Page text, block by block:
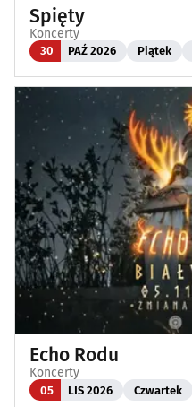
Spięty
Koncerty
30 PAŹ 2026 Piątek
Echo Rodu
Koncerty
05 LIS 2026 Czwartek